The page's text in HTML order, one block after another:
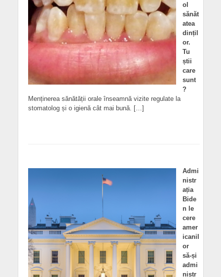
ol
sănăt
atea
dințil
or.
Tu
știi
care
sunt
?
Menținerea sănătății orale înseamnă vizite regulate la
stomatolog și o igienă cât mai bună. […]
Admi
nistr
ația
Bide
n le
cere
amer
icanil
or
să-și
admi
nistr